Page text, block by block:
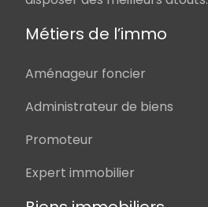
Métiers de l’immo
Aménageur foncier
Administrateur de biens
Promoteur
Expert immobilier